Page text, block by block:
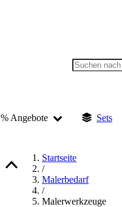
% Angebote Sets
Startseite
/
Malerbedarf
/
Malerwerkzeuge